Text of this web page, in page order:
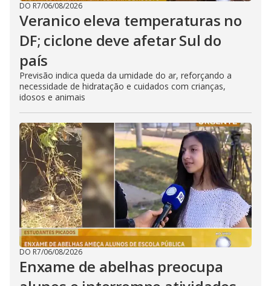
DO R7/06/08/2026
Veranico eleva temperaturas no
DF; ciclone deve afetar Sul do
país
Previsão indica queda da umidade do ar, reforçando a
necessidade de hidratação e cuidados com crianças,
idosos e animais
DO R7/06/08/2026
Enxame de abelhas preocupa